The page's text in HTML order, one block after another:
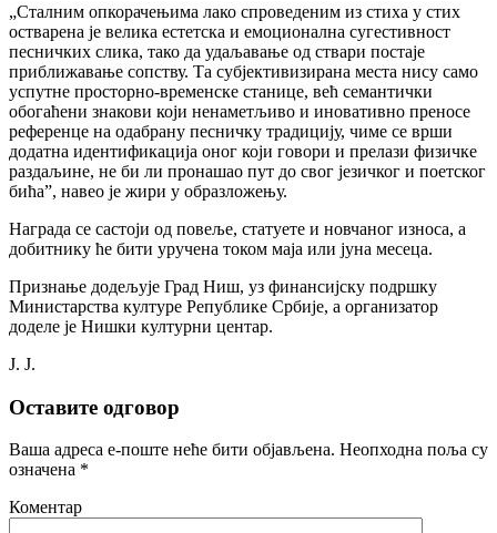
„Сталним опкорачењима лако спроведеним из стиха у стих
остварена је велика естетска и емоционална сугестивност
песничких слика, тако да удаљавање од ствари постаје
приближавање сопству. Та субјективизирана места нису само
успутне просторно-временске станице, већ семантички
обогаћени знакови који ненаметљиво и иновативно преносе
референце на одабрану песничку традицију, чиме се врши
додатна идентификација оног који говори и прелази физичке
раздаљине, не би ли пронашао пут до свог језичког и поетског
бића”, навео је жири у образложењу.
Награда се састоји од повеље, статуете и новчаног износа, а
добитнику ће бити уручена током маја или јуна месеца.
Признање додељује Град Ниш, уз финансијску подршку
Министарства културе Републике Србије, а организатор
доделе је Нишки културни центар.
J. J.
Оставите одговор
Ваша адреса е-поште неће бити објављена. Неопходна поља су
означена *
Коментар